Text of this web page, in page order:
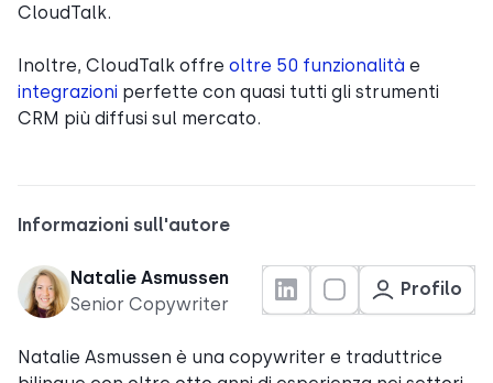
CloudTalk.
Inoltre, CloudTalk offre oltre 50 funzionalità e
integrazioni perfette con quasi tutti gli strumenti
CRM più diffusi sul mercato.
Informazioni sull'autore
Natalie Asmussen
Senior Copywriter
Profilo
Natalie Asmussen è una copywriter e traduttrice